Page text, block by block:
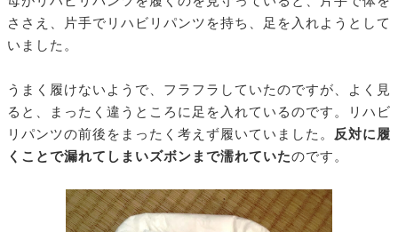
ささえ、片手でリハビリパンツを持ち、足を入れようとして
いました。
うまく履けないようで、フラフラしていたのですが、よく見
ると、まったく違うところに足を入れているのです。リハビ
リパンツの前後をまったく考えず履いていました。
反対に履
くことで漏れてしまいズボンまで濡れていたのです。